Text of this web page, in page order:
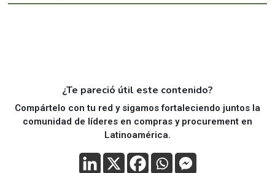
¿Te pareció útil este contenido?
Compártelo con tu red y sigamos fortaleciendo juntos la
comunidad de líderes en compras y procurement en
Latinoamérica.